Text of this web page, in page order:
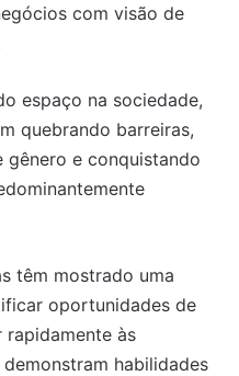
com visão de
espaço na sociedade,
quebrando barreiras,
gênero e conquistando
têm mostrado uma
oportunidades de
rapidamente às
habilidades